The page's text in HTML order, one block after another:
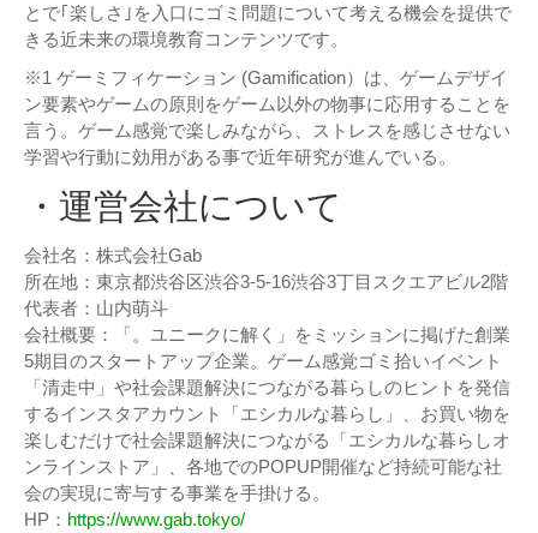
とで｢楽しさ｣を入口にゴミ問題について考える機会を提供で
きる近未来の環境教育コンテンツです。
※1 ゲーミフィケーション (Gamification）は、ゲームデザイ
ン要素やゲームの原則をゲーム以外の物事に応用することを
言う。ゲーム感覚で楽しみながら、ストレスを感じさせない
学習や行動に効用がある事で近年研究が進んでいる。
・運営会社について
会社名：株式会社Gab
所在地：東京都渋谷区渋谷3-5-16渋谷3丁目スクエアビル2階
代表者：山内萌斗
会社概要：「。ユニークに解く」をミッションに掲げた創業
5期目のスタートアップ企業。ゲーム感覚ゴミ拾いイベント
「清走中」や社会課題解決につながる暮らしのヒントを発信
するインスタアカウント「エシカルな暮らし」、お買い物を
楽しむだけで社会課題解決につながる「エシカルな暮らしオ
ンラインストア」、各地でのPOPUP開催など持続可能な社
会の実現に寄与する事業を手掛ける。
HP： https://www.gab.tokyo/